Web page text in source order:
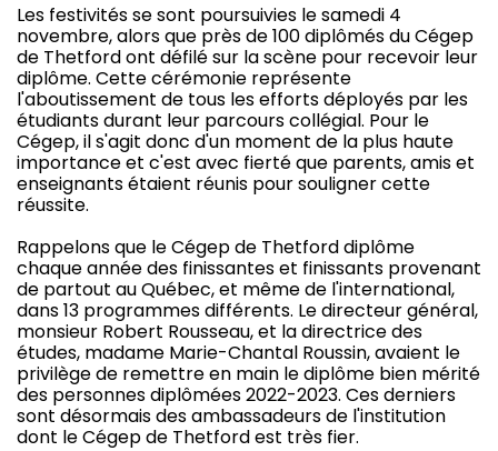
Les festivités se sont poursuivies le samedi 4
novembre, alors que près de 100 diplômés du Cégep
de Thetford ont défilé sur la scène pour recevoir leur
diplôme. Cette cérémonie représente
l'aboutissement de tous les efforts déployés par les
étudiants durant leur parcours collégial. Pour le
Cégep, il s'agit donc d'un moment de la plus haute
importance et c'est avec fierté que parents, amis et
enseignants étaient réunis pour souligner cette
réussite.
Rappelons que le Cégep de Thetford diplôme
chaque année des finissantes et finissants provenant
de partout au Québec, et même de l'international,
dans 13 programmes différents. Le directeur général,
monsieur Robert Rousseau, et la directrice des
études, madame Marie-Chantal Roussin, avaient le
privilège de remettre en main le diplôme bien mérité
des personnes diplômées 2022-2023. Ces derniers
sont désormais des ambassadeurs de l'institution
dont le Cégep de Thetford est très fier.